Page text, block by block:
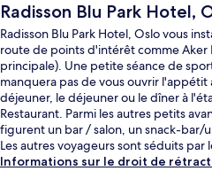
Radisson Blu Park Hotel,
Radisson Blu Park Hotel, Oslo vous
route de points d'intérêt comme Aker
principale). Une petite séance de
manquera pas de vous ouvrir
déjeuner, le déjeuner ou le dîner à
Restaurant. Parmi les autres petits
figurent un bar / salon, un snack-bar/
Les autres voyageurs sont séduits
présentation générale.
Informations sur le droit de